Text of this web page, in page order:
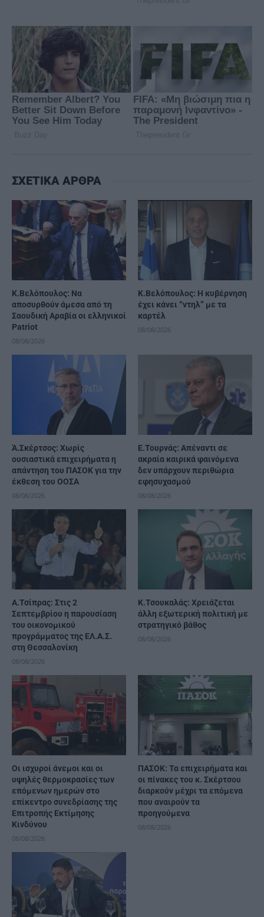
ΣΧΕΤΙΚΑ ΑΡΘΡΑ
Κ.Βελόπουλος: Να
αποσυρθούν άμεσα από τη
Σαουδική Αραβία οι ελληνικοί
Patriot
08/08/2026
Κ.Βελόπουλος: Η κυβέρνηση
έχει κάνει “ντηλ” με τα
καρτέλ
08/08/2026
Ά.Σκέρτσος: Χωρίς
ουσιαστικά επιχειρήματα η
απάντηση του ΠΑΣΟΚ για την
έκθεση του ΟΟΣΑ
08/08/2026
Ε.Τουρνάς: Απέναντι σε
ακραία καιρικά φαινόμενα
δεν υπάρχουν περιθώρια
εφησυχασμού
08/08/2026
Α.Τσίπρας: Στις 2
Σεπτεμβρίου η παρουσίαση
του οικονομικού
προγράμματος της ΕΛ.Α.Σ.
στη Θεσσαλονίκη
08/08/2026
Κ.Τσουκαλάς: Xρειάζεται
άλλη εξωτερική πολιτική με
στρατηγικό βάθος
08/08/2026
Οι ισχυροί άνεμοι και οι
υψηλές θερμοκρασίες των
επόμενων ημερών στο
επίκεντρο συνεδρίασης της
Επιτροπής Εκτίμησης
Κινδύνου
08/08/2026
ΠΑΣΟΚ: Τα επιχειρήματα και
οι πίνακες του κ. Σκέρτσου
διαρκούν μέχρι τα επόμενα
που αναιρούν τα
προηγούμενα
08/08/2026